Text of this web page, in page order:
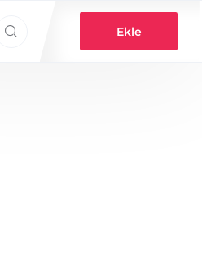
Ekle
Search everything...